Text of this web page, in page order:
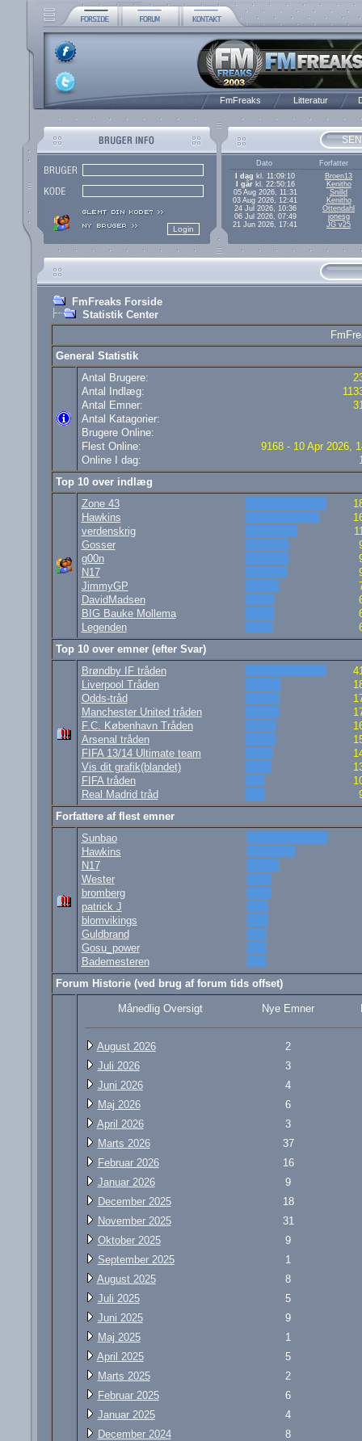
FmFreaks Litteratur
Dato
Forfatter
I dag kl. 11:09:10
Broen13
I gårkl. 22:50:16
Kenitho
05 Aug 2026, 11:31
Snilld
03 Aug 2026, 12:41
Kenitho
24 Jul 2026, 10:36
Ottendahl
06 Jul 2026, 07:49
jonesg
21 Jun 2026, 17:41
JG v25
FmFreaks Forside
Statistik Center
General Statistik
Antal Brugere:
Antal Indlæg:
Antal Emner:
Antal Katagorier:
Brugere Online:
Flest Online:
9168 - 10 Apr 2026,
Online I dag:
Top 10 over indlæg
Zone 43
Hawkins
verdenskrig
Gosser
g00n
N17
JimmyGP
DavidMadsen
BIG Bauke Mollema
Legenden
Top 10 over emner (efter Svar)
Brøndby IF tråden
Liverpool Tråden
Odds-tråd
Manchester United tråden
F.C. København Tråden
Arsenal tråden
FIFA 13/14 Ultimate team
Vis dit grafik(blandet)
FIFA tråden
Real Madrid tråd
Forfattere af flest emner
Sunbao
Hawkins
N17
Wester
bromberg
patrick J
blomvikings
Guldbrand
Gosu_power
Bademesteren
Forum Historie (ved brug af forum tids offset)
Månedlig Oversigt Nye Emner
August 2026
2
Juli 2026
3
Juni 2026
4
Maj 2026
6
April 2026
3
Marts 2026
37
Februar 2026
16
Januar 2026
9
December 2025
18
November 2025
31
Oktober 2025
9
September 2025
1
August 2025
8
Juli 2025
5
Juni 2025
9
Maj 2025
1
April 2025
5
Marts 2025
2
Februar 2025
6
Januar 2025
4
December 2024
8